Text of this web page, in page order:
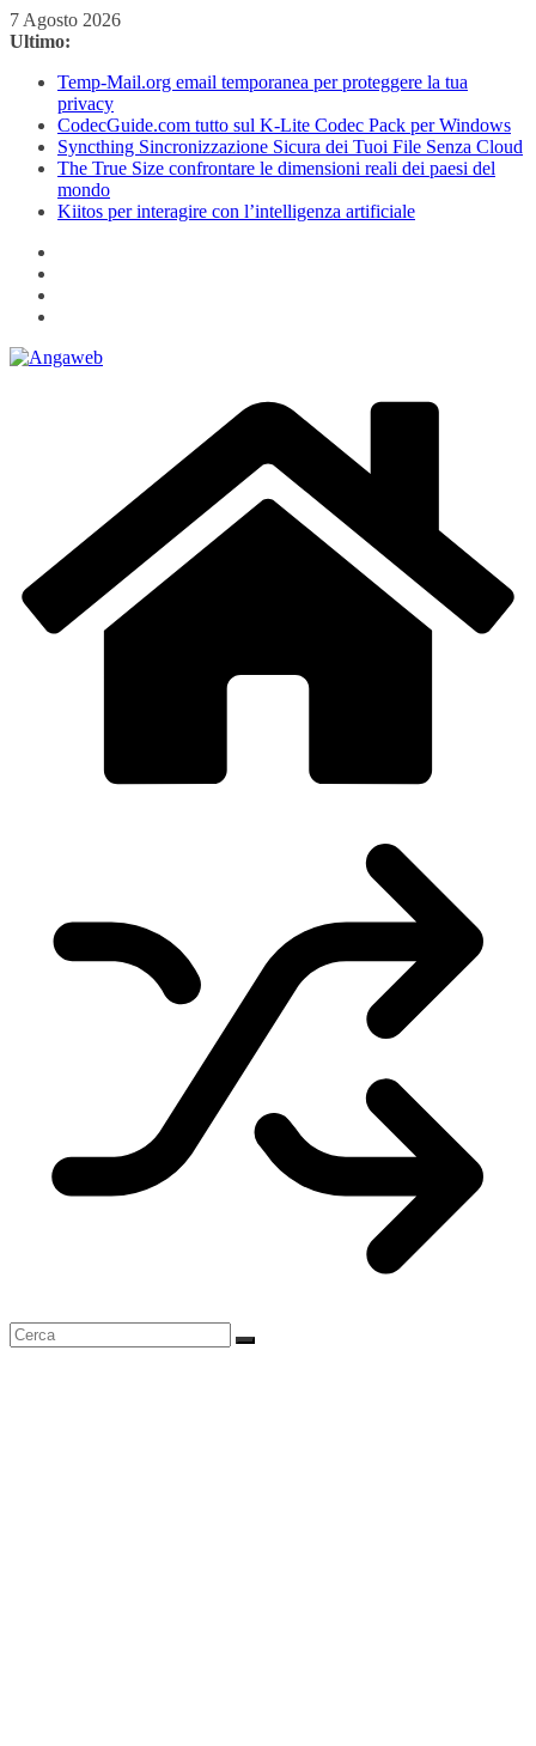
Salta
al
7 Agosto 2026
Ultimo:
Temp-Mail.org email temporanea per proteggere la tua
privacy
CodecGuide.com tutto sul K-Lite Codec Pack per Windows
Syncthing Sincronizzazione Sicura dei Tuoi File Senza Cloud
The True Size confrontare le dimensioni reali dei paesi del
mondo
Kiitos per interagire con l’intelligenza artificiale